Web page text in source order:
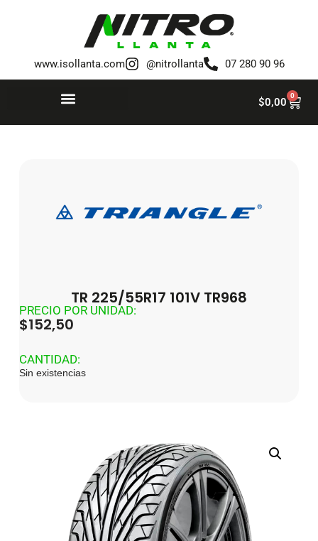
www.isollanta.com @nitrollanta 07 280 90 96
$0,00 0
TR 225/55R17 101V TR968
PRECIO POR UNIDAD:
$152,50
CANTIDAD:
Sin existencias